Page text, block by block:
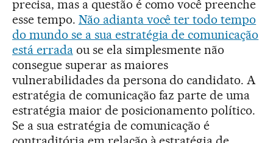
precisa, mas a questão é como você preenche
esse tempo. Não adianta você ter todo tempo
do mundo se a sua estratégia de comunicação
está erradaou se ela simplesmente não
consegue superar as maiores
vulnerabilidades da persona do candidato. A
estratégia de comunicação faz parte de uma
estratégia maior de posicionamento político.
Se a sua estratégia de comunicação é